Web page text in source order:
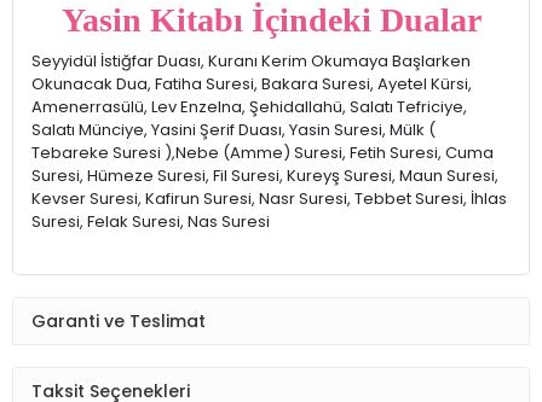
Yasin Kitabı İçindeki Dualar
Seyyidül İstiğfar Duası, Kuranı Kerim Okumaya Başlarken
Okunacak Dua, Fatiha Suresi, Bakara Suresi, Ayetel Kürsi,
Amenerrasülü, Lev Enzelna, Şehidallahü, Salatı Tefriciye,
Salatı Münciye, Yasini Şerif Duası, Yasin Suresi, Mülk (
Tebareke Suresi ),Nebe (Amme) Suresi, Fetih Suresi, Cuma
Suresi, Hümeze Suresi, Fil Suresi, Kureyş Suresi, Maun Suresi,
Kevser Suresi, Kafirun Suresi, Nasr Suresi, Tebbet Suresi, İhlas
Suresi, Felak Suresi, Nas Suresi
Garanti ve Teslimat
Taksit Seçenekleri